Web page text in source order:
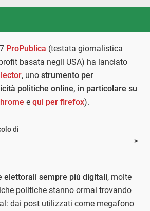
ProPublica (testata giornalistica
basata negli USA) ha lanciato
, uno strumento per
politiche online, in particolare su
e qui per firefox).
di
elettorali sempre più digitali, molte
politiche stanno ormai trovando
dai post utilizzati come megafono